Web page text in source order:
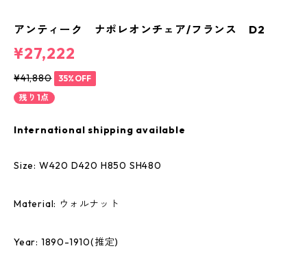
アンティーク ナポレオンチェア/フランス D2
¥27,222
¥41,880
35%OFF
残り1点
International shipping available
Size: W420 D420 H850 SH480
Material: ウォルナット
Year: 1890-1910(推定)